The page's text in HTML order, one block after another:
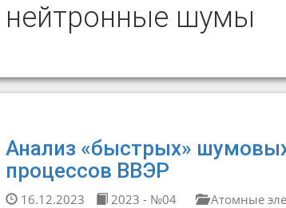
нейтронные шумы
Анализ «быстрых»
процессов ВВЭР
16.12.2023 2023 - №04
Атомные